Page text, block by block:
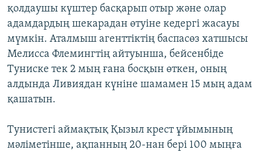
АРНАЙЫ ЖОБАЛАР
Русский
ЖАЗЫЛЫҢЫЗ
Басқа тілдерде
қолдаушы күштер басқарып отыр және олар
адамдардың шекарадан өтуіне кедергі жасауы
мүмкін. Аталмыш агенттіктің баспасөз хатшысы
Мелисса Флемингтің айтуынша, бейсенбіде
Туниске тек 2 мың ғана босқын өткен, оның
алдында Ливиядан күніне шамамен 15 мың адам
қашатын.
Тунистегі аймақтық Қызыл крест ұйымының
мәліметінше, ақпанның 20-нан бері 100 мыңға